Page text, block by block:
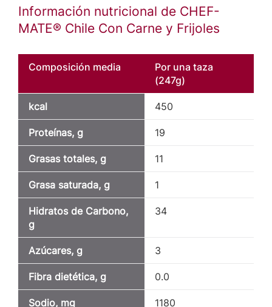
Información nutricional de CHEF-
MATE® Chile Con Carne y Frijoles
Composición media
Por una taza
(247g)
kcal 450
Proteínas, g 19
Grasas totales, g 11
Grasa saturada, g 1
Hidratos de Carbono,
g
34
Azúcares, g 3
Fibra dietética, g 0.0
Sodio, mg 1180